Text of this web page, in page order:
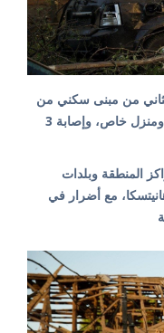
من مبنى سكني من
خمسة طوابق، مع أضرار في مبنى إداري ومنزل خاص، وإصابة 3
المنطقة وبلدات
مع أضرار في